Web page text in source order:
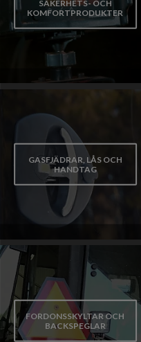
SÄKERHETS- OCH
KOMFORTPRODUKTER
GASFJÄDRAR, LÅS OCH
HANDTAG
FORDONSSKYLTAR OCH
BACKSPEGLAR